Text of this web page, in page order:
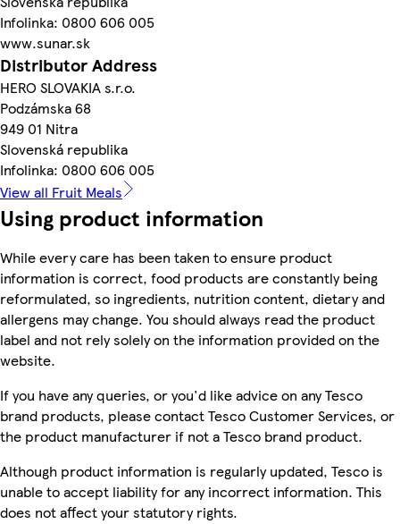
Infolinka: 0800 606 005
www.sunar.sk
Distributor Address
HERO SLOVAKIA s.r.o.
Podzámska 68
949 01 Nitra
Slovenská republika
Infolinka: 0800 606 005
View all Fruit Meals
Using product information
While every care has been taken to ensure product
information is correct, food products are constantly being
reformulated, so ingredients, nutrition content, dietary and
allergens may change. You should always read the product
label and not rely solely on the information provided on the
website.
If you have any queries, or you'd like advice on any Tesco
brand products, please contact Tesco Customer Services, or
the product manufacturer if not a Tesco brand product.
Although product information is regularly updated, Tesco is
unable to accept liability for any incorrect information. This
does not affect your statutory rights.